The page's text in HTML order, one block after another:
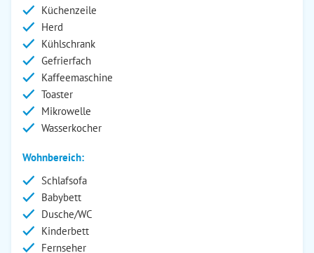
Küchenzeile
Herd
Kühlschrank
Gefrierfach
Kaffeemaschine
Toaster
Mikrowelle
Wasserkocher
Wohnbereich:
Schlafsofa
Babybett
Dusche/WC
Kinderbett
Fernseher